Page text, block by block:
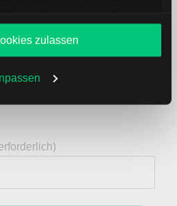
entscheiden, welche Cookies
Ihre Entscheidung können
Einstellungenändern.
Datenschutzerklärung
zulassen
– mit unseren